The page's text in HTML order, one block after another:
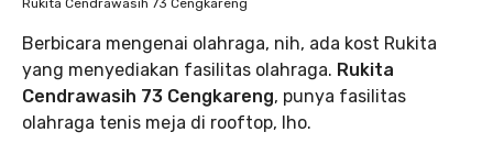
Berbicara mengenai olahraga, nih, ada kost Rukita
yang menyediakan fasilitas olahraga. Rukita
Cendrawasih 73 Cengkareng, punya fasilitas
olahraga tenis meja di rooftop, lho.